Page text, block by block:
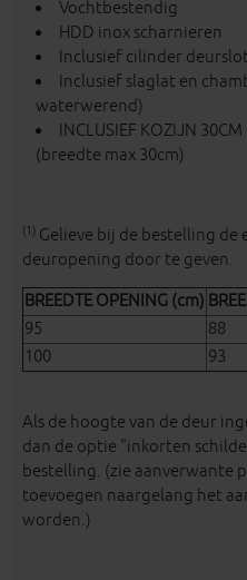
Vochtbestendig
HDD inox scharnieren
Inclusief cilinder
Inclusief slaglat en
waterwerend)
INCLUSIEF KOZIJN
(breedte max 30cm)
(1) Gelieve bij de bestelling
deuropening door te geven.
BREEDTE OPENING (cm)
95
88
100
93
Als de hoogte van de deur
dan de optie "inkorten
bestelling. (zie aanverwante
toevoegen naargelang het
worden.)